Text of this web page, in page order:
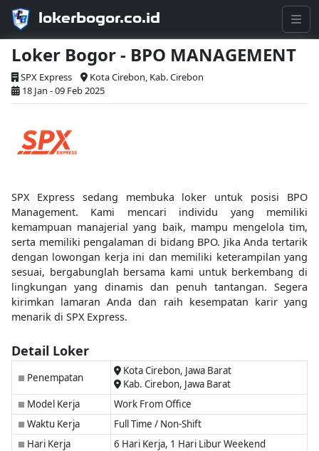
lokerbogor.co.id
Loker Bogor - BPO MANAGEMENT
SPX Express
Kota Cirebon, Kab. Cirebon
18 Jan - 09 Feb 2025
SPX Express sedang membuka loker untuk posisi BPO
Management. Kami mencari individu yang memiliki
kemampuan manajerial yang baik, mampu mengelola tim,
serta memiliki pengalaman di bidang BPO. Jika Anda tertarik
dengan lowongan kerja ini dan memiliki keterampilan yang
sesuai, bergabunglah bersama kami untuk berkembang di
lingkungan yang dinamis dan penuh tantangan. Segera
kirimkan lamaran Anda dan raih kesempatan karir yang
menarik di SPX Express.
Detail Loker
■ Penempatan
Kota Cirebon, Jawa Barat
Kab. Cirebon, Jawa Barat
■ Model Kerja Work From Office
■ Waktu Kerja Full Time / Non-Shift
■ Hari Kerja 6 Hari Kerja, 1 Hari Libur Weekend